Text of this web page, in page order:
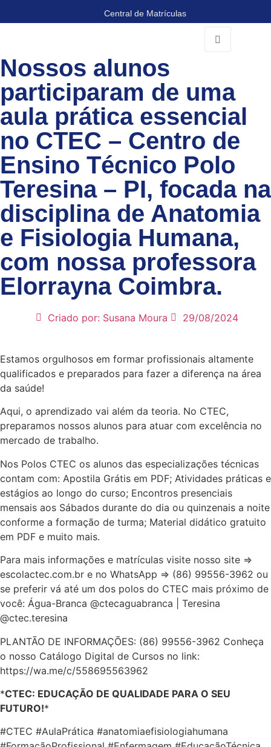
Central de Matrículas
Portal
AVA
Nossos alunos
participaram de uma
aula prática essencial
no CTEC – Centro de
Ensino Técnico Polo
Teresina – PI, focada na
disciplina de Anatomia
e Fisiologia Humana,
com nossa professora
Elorrayna Coimbra.
Criado por: Susana Moura 29/08/2024
Estamos orgulhosos em formar profissionais altamente
qualificados e preparados para fazer a diferença na área
da saúde!
Aqui, o aprendizado vai além da teoria. No CTEC,
preparamos nossos alunos para atuar com excelência no
mercado de trabalho.
Nos Polos CTEC os alunos das especializações técnicas
contam com: Apostila Grátis em PDF; Atividades práticas e
estágios ao longo do curso; Encontros presenciais
mensais aos Sábados durante do dia ou quinzenais a noite
conforme a formação de turma; Material didático gratuito
em PDF e muito mais.
Para mais informações e matrículas visite nosso site =>
escolactec.com.br e no WhatsApp => (86) 99556-3962 ou
se preferir vá até um dos polos do CTEC mais próximo de
você: Água-Branca @ctecaguabranca | Teresina
@ctec.teresina
PLANTÃO DE INFORMAÇÕES: (86) 99556-3962 Conheça
o nosso Catálogo Digital de Cursos no link:
https://wa.me/c/558695563962
*CTEC: EDUCAÇÃO DE QUALIDADE PARA O SEU
FUTURO!*
#CTEC #AulaPrática #anatomiaefisiologiahumana